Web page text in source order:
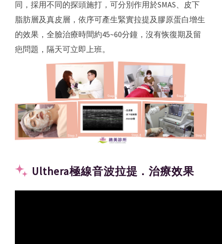
同，採用不同的探頭施打，可分別作用於SMAS、皮下
脂肪層及真皮層，依序可產生緊實拉提及膠原蛋白增生
的效果，全臉治療時間約45~60分鐘，沒有恢復期及留
疤問題，隔天可立即上班。
Ulthera極線音波拉提．治療效果